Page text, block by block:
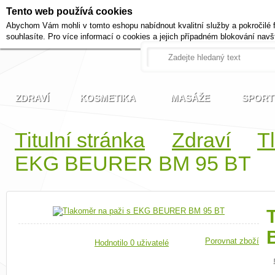
Titulní stránka Zdraví
EKG BEURER BM 95 BT
Hodnotilo 0 uživatelé Porovnat zboží
Pracovní dny od 9 do 17
ZDRAVÍ KOSMETIKA MASÁŽE SPORT
Tento web používá cookies
Abychom Vám mohli v tomto eshopu nabídnout kvalitní služby a
souhlasíte. Pro více informací o cookies a jejich případném blokování